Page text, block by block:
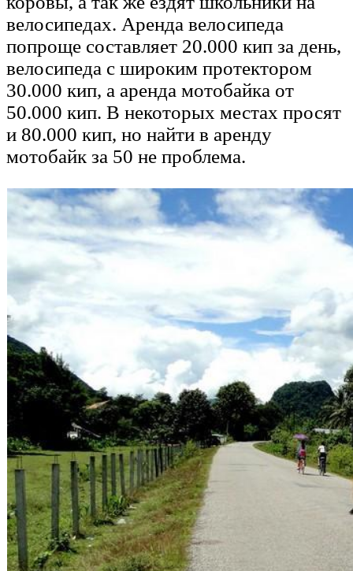
велосипедах. Аренда велосипеда
попроще составляет 20.000 кип за день,
велосипеда с широким протектором
30.000 кип, а аренда мотобайка от
50.000 кип. В некоторых местах просят
и 80.000 кип, но найти в аренду
мотобайк за 50 не проблема.